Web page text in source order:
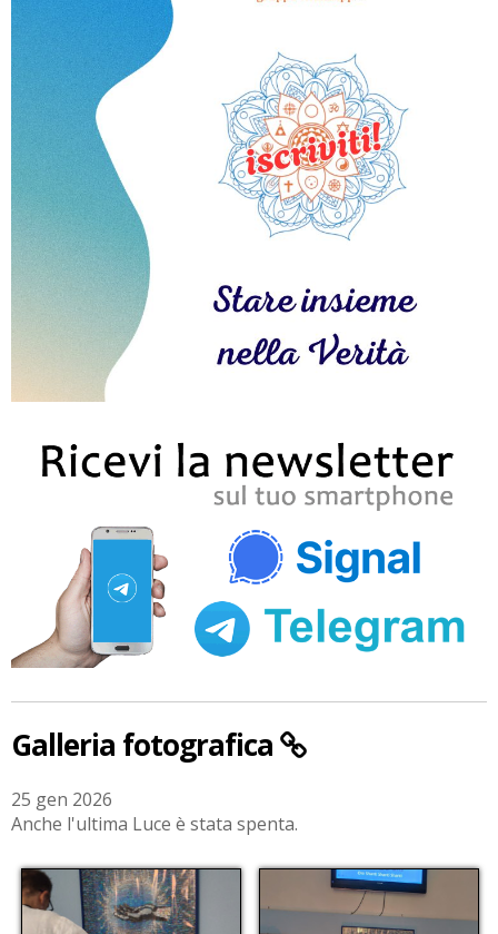
Galleria fotografica
25 gen 2026
Anche l'ultima Luce è stata spenta.